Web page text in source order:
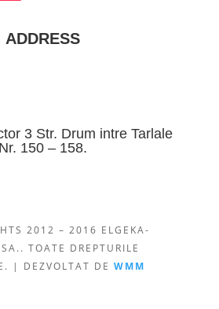
ADDRESS
3 Str. Drum intre Tarlale
Nr. 150 – 158.
2012 – 2016 ELGEKA-
SA.. TOATE DREPTURILE
| DEZVOLTAT DEWMM